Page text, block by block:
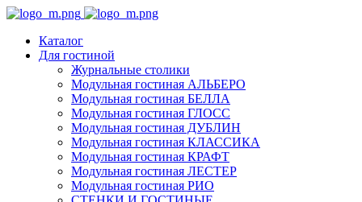
Каталог
Для гостиной
Журнальные столики
Модульная гостиная АЛЬБЕРО
Модульная гостиная БЕЛЛА
Модульная гостиная ГЛОСС
Модульная гостиная ДУБЛИН
Модульная гостиная КЛАССИКА
Модульная гостиная КРАФТ
Модульная гостиная ЛЕСТЕР
Модульная гостиная РИО